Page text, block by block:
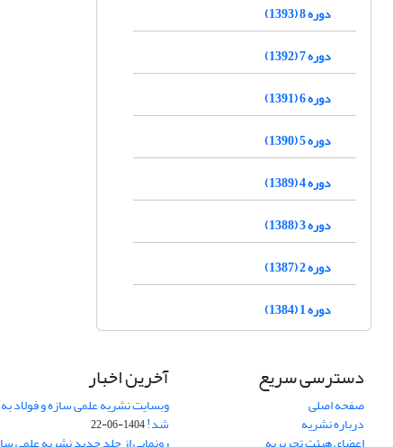
دوره 8 (1393)
دوره 7 (1392)
دوره 6 (1391)
دوره 5 (1390)
دوره 4 (1389)
دوره 3 (1388)
دوره 2 (1387)
دوره 1 (1384)
دسترسی سریع
صفحه اصلی
درباره نشریه
آخرین اخبار
وبسایت نشریه علمی سازه و فولاد
شد!1404-06-22